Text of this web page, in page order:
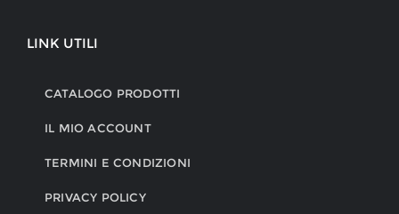
LINK UTILI
CATALOGO PRODOTTI
IL MIO ACCOUNT
TERMINI E CONDIZIONI
PRIVACY POLICY